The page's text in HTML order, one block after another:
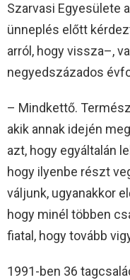
Szarvasi Egyesülete
ünneplés előtt
arról, hogy vissza–,
negyedszázados
– Mindkettő.
akik annak idején
azt, hogy egyáltalán
hogy ilyenbe részt
váljunk, ugyanakkor
hogy minél többen
fiatal, hogy tovább
1991-ben 36